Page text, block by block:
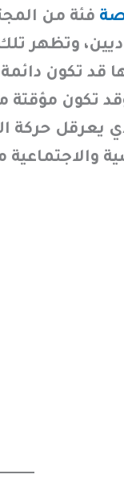
فئة من
وتظهر
قد تكون
وقد تكون
يعرقل حركة